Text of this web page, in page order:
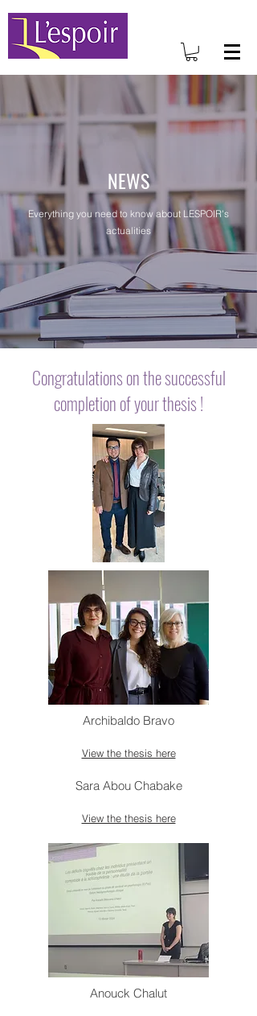
NEWS
Everything you need to know about LESPOIR's
actualities
Congratulations on the successful
completion of your thesis !
Archibaldo Bravo
View the thesis here
Sara Abou Chabake
View the thesis here
Anouck Chalut